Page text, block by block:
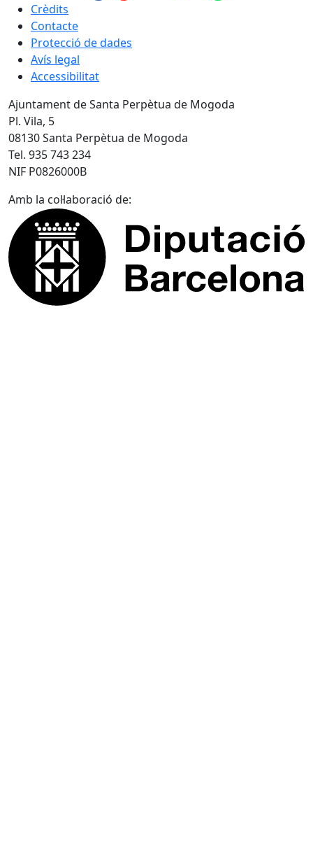
Crèdits
Contacte
Protecció de dades
Avís legal
Accessibilitat
Ajuntament de Santa Perpètua de Mogoda
Pl. Vila, 5
08130 Santa Perpètua de Mogoda
Tel. 935 743 234
NIF P0826000B
Amb la col·laboració de: